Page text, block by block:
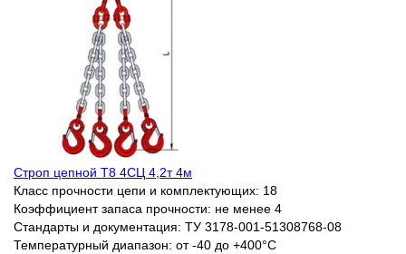
Строп цепной Т8 4СЦ 4,2т 4м
Класс прочности цепи и комплектующих: 18
Коэффициент запаса прочности: не менее 4
Стандарты и документация: ТУ 3178-001-51308768-08
Температурный диапазон: от -40 до +400°С